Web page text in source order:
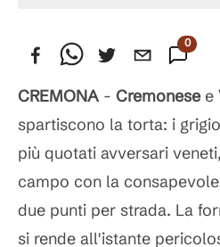
0
CREMONA- Cremonesee
spartiscono la torta: i
più quotati avversari
campo con la
due punti per strada. La
si rende all'istante